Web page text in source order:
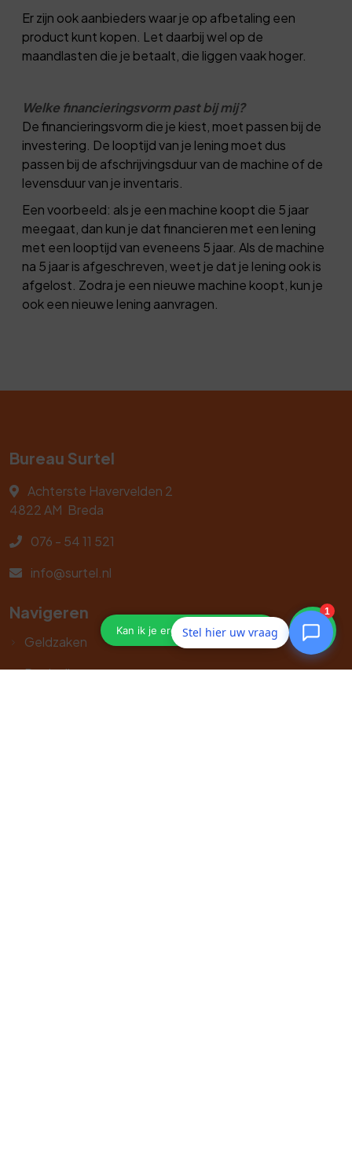
Er zijn ook aanbieders waar je op afbetaling een
product kunt kopen. Let daarbij wel op de
maandlasten die je betaalt, die liggen vaak hoger.
Welke financieringsvorm past bij mij?
De financieringsvorm die je kiest, moet passen bij de
investering. De looptijd van je lening moet dus
passen bij de afschrijvingsduur van de machine of de
levensduur van je inventaris.
Een voorbeeld: als je een machine koopt die 5 jaar
meegaat, dan kun je dat financieren met een lening
met een looptijd van eveneens 5 jaar. Als de machine
na 5 jaar is afgeschreven, weet je dat je lening ook is
afgelost. Zodra je een nieuwe machine koopt, kun je
ook een nieuwe lening aanvragen.
Bureau Surtel
Achterste Havervelden 2
4822 AM Breda
076 - 54 11 521
info@surtel.nl
Navigeren
Geldzaken
Particulier
Stel hier uw vraag